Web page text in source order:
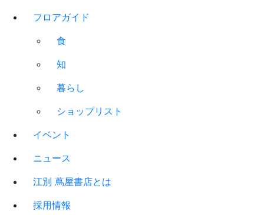
フロアガイド
食
知
暮らし
ショップリスト
イベント
ニュース
江別 蔦屋書店とは
採用情報